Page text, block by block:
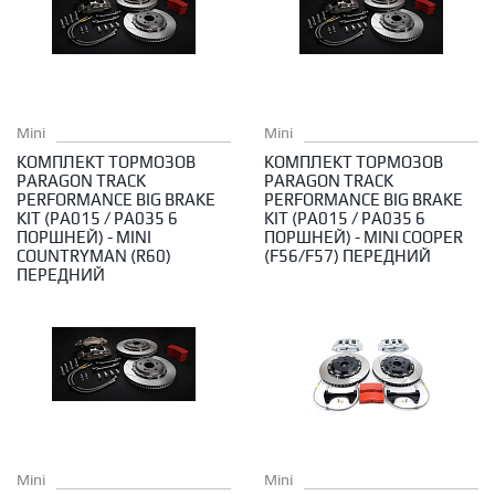
Mini
КОМПЛЕКТ ТОРМОЗОВ
PARAGON TRACK
PERFORMANCE BIG BRAKE
KIT (PA015 / PA035 6
ПОРШНЕЙ) - MINI
COUNTRYMAN (R60)
ПЕРЕДНИЙ
Mini
КОМПЛЕКТ ТОРМОЗОВ
PARAGON TRACK
PERFORMANCE BIG BRAKE
KIT (PA015 / PA035 6
ПОРШНЕЙ) - MINI COOPER
(F56/F57) ПЕРЕДНИЙ
Mini Mini